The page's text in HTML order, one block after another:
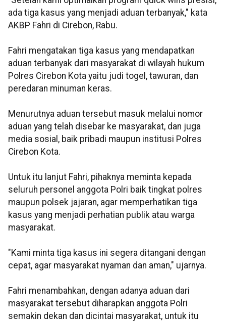
ada tiga kasus yang menjadi aduan terbanyak," kata
AKBP Fahri di Cirebon, Rabu.
Fahri mengatakan tiga kasus yang mendapatkan
aduan terbanyak dari masyarakat di wilayah hukum
Polres Cirebon Kota yaitu judi togel, tawuran, dan
peredaran minuman keras.
Menurutnya aduan tersebut masuk melalui nomor
aduan yang telah disebar ke masyarakat, dan juga
media sosial, baik pribadi maupun institusi Polres
Cirebon Kota.
Untuk itu lanjut Fahri, pihaknya meminta kepada
seluruh personel anggota Polri baik tingkat polres
maupun polsek jajaran, agar memperhatikan tiga
kasus yang menjadi perhatian publik atau warga
masyarakat.
"Kami minta tiga kasus ini segera ditangani dengan
cepat, agar masyarakat nyaman dan aman," ujarnya.
Fahri menambahkan, dengan adanya aduan dari
masyarakat tersebut diharapkan anggota Polri
semakin dekan dan dicintai masyarakat, untuk itu